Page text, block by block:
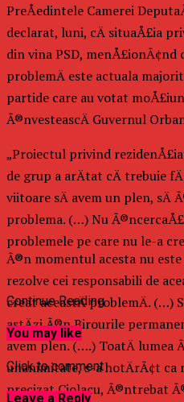
PreÅedintele Camerei
declarat, luni, cÄ situaÅ£ia
din vina PSD, menÅ£ionÃ¢nd
problemÄ este actuala
partide care au votat
Ã®nvesteascÄ Guvernul
„Proiectul privind
de grup a arÄtat cÄ trebuie
viitoare sÄ avem un plen, sÄ
problema. (…) Nu Ã®ncercaÅ£i
problemele pe care nu le-a
Ã®n momentul acesta nu este
rezolve cei responsabili de
creat aceastÄ problemÄ. (…)
astÄzi Ã®n Birourile
avem plen. (….) ToatÄ lumea
unanimitate, s-a hotÄrÃ¢t ca
precizat Ciolacu, Ã®ntrebat
Continue Reading
You may like
Click to comment
Leave a Reply